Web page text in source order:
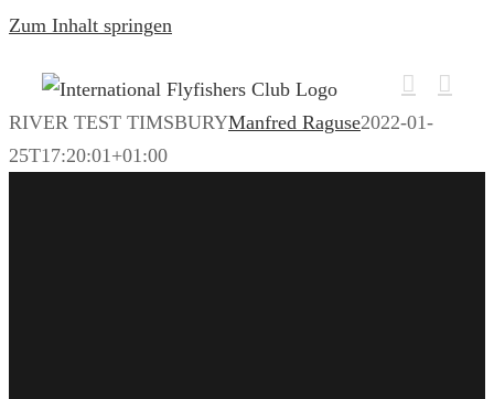
Zum Inhalt springen
RIVER TEST TIMSBURYManfred Raguse2022-01-
25T17:20:01+01:00